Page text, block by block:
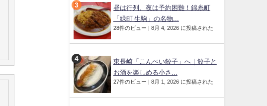
昼は行列、夜は予約困難！錦糸町
「緑町 生駒」の名物...
28件のビュー | 8月 4, 2026 に投稿された
東長崎「こんぺい餃子」へ｜餃子と
お酒を楽しめる小さ...
27件のビュー | 8月 1, 2026 に投稿された